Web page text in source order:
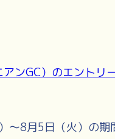
ンGC）のエントリ
～8月5日（火） の期